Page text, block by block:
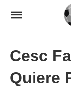
Cesc
Quiere